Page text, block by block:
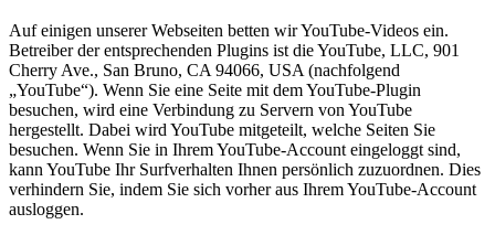
Auf einigen unserer Webseiten betten wir YouTube-Videos ein.
Betreiber der entsprechenden Plugins ist die YouTube, LLC, 901
Cherry Ave., San Bruno, CA 94066, USA (nachfolgend
„YouTube“). Wenn Sie eine Seite mit dem YouTube-Plugin
besuchen, wird eine Verbindung zu Servern von YouTube
hergestellt. Dabei wird YouTube mitgeteilt, welche Seiten Sie
besuchen. Wenn Sie in Ihrem YouTube-Account eingeloggt sind,
kann YouTube Ihr Surfverhalten Ihnen persönlich zuzuordnen. Dies
verhindern Sie, indem Sie sich vorher aus Ihrem YouTube-Account
ausloggen.